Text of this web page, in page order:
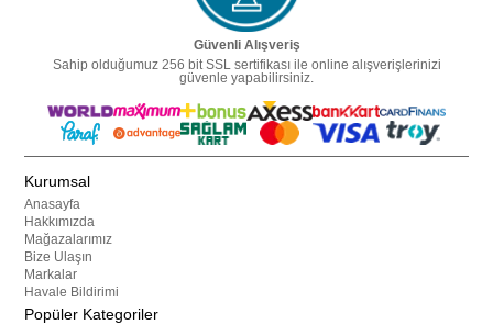
Güvenli Alışveriş
Sahip olduğumuz 256 bit SSL sertifikası ile online alışverişlerinizi
güvenle yapabilirsiniz.
Kurumsal
Anasayfa
Hakkımızda
Mağazalarımız
Bize Ulaşın
Markalar
Havale Bildirimi
Popüler Kategoriler